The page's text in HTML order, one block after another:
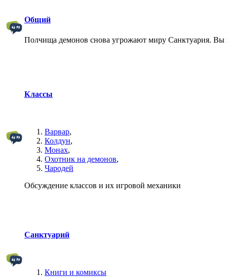
Общий
Полчища демонов снова угрожают миру Санктуария. Вы
Классы
Варвар,
Колдун,
Монах,
Охотник на демонов,
Чародей
Обсуждение классов и их игровой механики
Санктуарий
Книги и комиксы